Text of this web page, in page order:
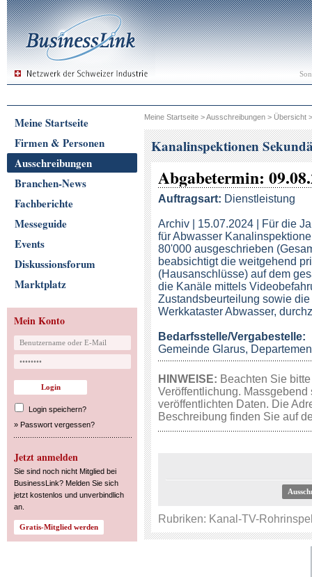
Meine Startseite
Firmen & Personen
Ausschreibungen
Branchen-News
Fachberichte
Messeguide
Events
Diskussionsforum
Marktplatz
Mein Konto
Login speichern?
» Passwort vergessen?
Jetzt anmelden
Sie sind noch nicht Mitglied bei
BusinessLink? Melden Sie sich
jetzt kostenlos und unverbindlich
an.
Meine Startseite >Ausschreibungen > Übersicht
Kanalinspektionen
Abgabetermin:
Auftragsart: Dienstleistung
Archiv | 15.07.2024 | Für die
für Abwasser
80'000 ausgeschrieben
beabsichtigt die weitgehend
(Hausanschlüsse) auf dem
die Kanäle mittels
Zustandsbeurteilung sowie
Werkkataster Abwasser,
Bedarfsstelle/Vergabestelle:
Gemeinde Glarus,
HINWEISE: Beachten Sie
Veröffentlichung.
veröffentlichten Daten. Die
Beschreibung finden Sie auf
Rubriken: Kanal-TV-